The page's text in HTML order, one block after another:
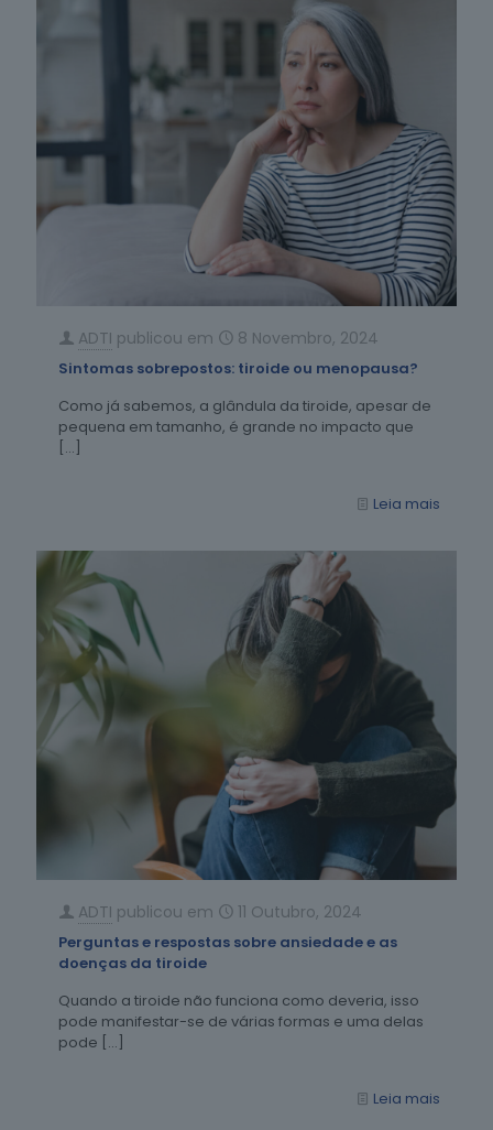
ADTI publicou em 8 Novembro, 2024
Sintomas sobrepostos: tiroide ou menopausa?
Como já sabemos, a glândula da tiroide, apesar de
pequena em tamanho, é grande no impacto que
[…]
Leia mais
ADTI publicou em 11 Outubro, 2024
Perguntas e respostas sobre ansiedade e as
doenças da tiroide
Quando a tiroide não funciona como deveria, isso
pode manifestar-se de várias formas e uma delas
pode […]
Leia mais